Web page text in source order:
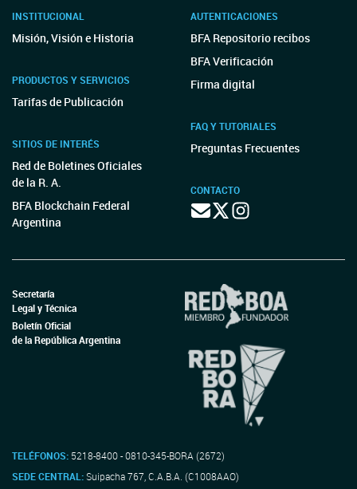
INSTITUCIONAL
Misión, Visión e Historia
PRODUCTOS Y SERVICIOS
Tarifas de Publicación
SITIOS DE INTERÉS
Red de Boletines Oficiales
de la R. A.
BFA Blockchain Federal
Argentina
AUTENTICACIONES
BFA Repositorio recibos
BFA Verificación
Firma digital
FAQ Y TUTORIALES
Preguntas Frecuentes
CONTACTO
Secretaría
Legal y Técnica
Boletín Oficial
de la República Argentina
TELÉFONOS: 5218-8400 - 0810-345-BORA (2672)
SEDE CENTRAL:Suipacha 767, C.A.B.A. (C1008AAO)